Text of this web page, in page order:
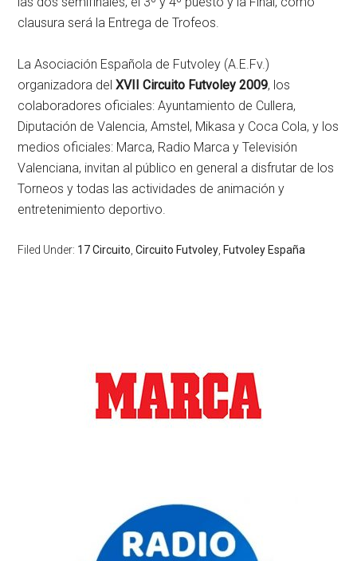
clausura será la Entrega de Trofeos.
La Asociación Española de Futvoley (A.E.Fv.)
organizadora delXVII Circuito Futvoley 2009, los
colaboradores oficiales: Ayuntamiento de Cullera,
Diputación de Valencia, Amstel, Mikasa y Coca Cola, y los
medios oficiales: Marca, Radio Marca y Televisión
Valenciana, invitan al público en general a disfrutar de los
Torneos y todas las actividades de animación y
entretenimiento deportivo.
Filed Under: 17 Circuito ,Circuito Futvoley Futvoley España